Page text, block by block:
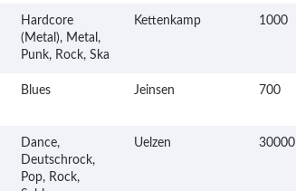
Hardcore
(Metal), Metal,
Punk, Rock, Ska
Kettenkamp 1000
Blues Jeinsen 700
Dance,
Deutschrock,
Pop, Rock,
Uelzen 30000